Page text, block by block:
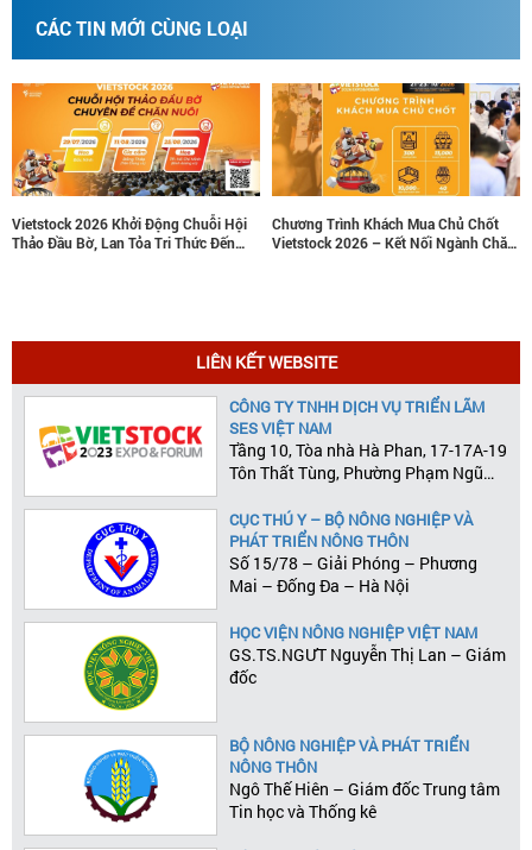
CÁC TIN MỚI CÙNG LOẠI
Vietstock 2026 Khởi Động Chuỗi Hội
Thảo Đầu Bờ, Lan Tỏa Tri Thức Đến
Chương Trình Khách Mua Chủ Chốt
Vietstock 2026 – Kết Nối Ngành Chăn
LIÊN KẾT WEBSITE
CÔNG TY TNHH DỊCH VỤ TRIỂN LÃM
SES VIỆT NAM
Tầng 10, Tòa nhà Hà Phan, 17-17A-19
Tôn Thất Tùng, Phường Phạm Ngũ
CỤC THÚ Y – BỘ NÔNG NGHIỆP VÀ
PHÁT TRIỂN NÔNG THÔN
Số 15/78 – Giải Phóng – Phương
Mai – Đống Đa – Hà Nội
HỌC VIỆN NÔNG NGHIỆP VIỆT NAM
GS.TS.NGƯT Nguyễn Thị Lan – Giám
đốc
BỘ NÔNG NGHIỆP VÀ PHÁT TRIỂN
NÔNG THÔN
Ngô Thế Hiên – Giám đốc Trung tâm
Tin học và Thống kê